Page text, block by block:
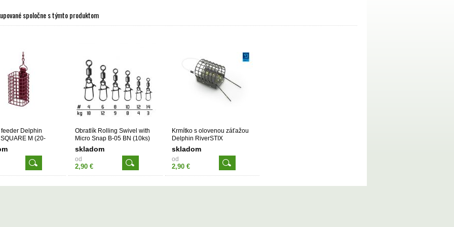
spoločne s týmto produktom
feeder Delphin
M (20-
Obratlík Rolling Swivel with
Micro Snap B-05 BN (10ks)
skladom
od
2,90 €
Krmítko s olovenou záťažou
Delphin RiverSTIX
skladom
od
2,90 €